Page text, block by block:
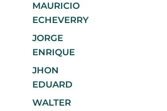
MAURICIO
ECHEVERRY
JORGE
ENRIQUE
JHON
EDUARD
WALTER